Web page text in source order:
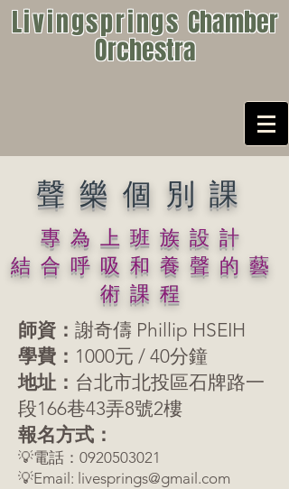
Livingsprings Chamber
Orchestra
​聲樂個別課
專為上班族設計
結合呼吸和養聲的藝
術課程
師資： 謝奇儔 Phillip HSEIH
學費： 1000元 / 40分鐘
地址： 台北市北投區石牌路一
段166巷43弄8號2樓
報名方式：
💡電話：0920503021
💡Email: livesprings@gmail.com